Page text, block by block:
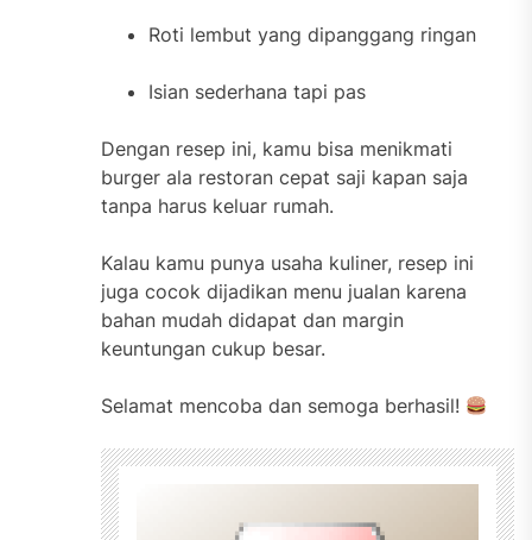
Roti lembut yang dipanggang ringan
Isian sederhana tapi pas
Dengan resep ini, kamu bisa menikmati
burger ala restoran cepat saji kapan saja
tanpa harus keluar rumah.
Kalau kamu punya usaha kuliner, resep ini
juga cocok dijadikan menu jualan karena
bahan mudah didapat dan margin
keuntungan cukup besar.
Selamat mencoba dan semoga berhasil!